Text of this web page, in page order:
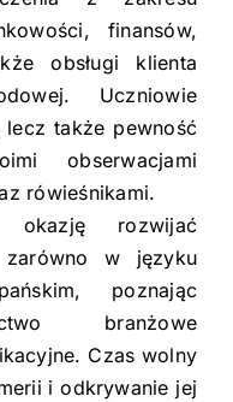
finansów,
obsługi klienta
Uczniowie
także pewność
obserwacjami
rówieśnikami.
okazję rozwijać
w języku
poznając
branżowe
Czas wolny
i odkrywanie jej